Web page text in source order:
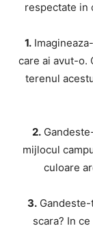
respectate in
1.
care ai avut-o.
terenul
2.
mijlocul
culoare
3.
scara? In